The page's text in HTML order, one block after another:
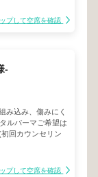
プして空席を確認
-
み込み、傷みにく
ルパーマご希望は
回カウンセリン
プして空席を確認